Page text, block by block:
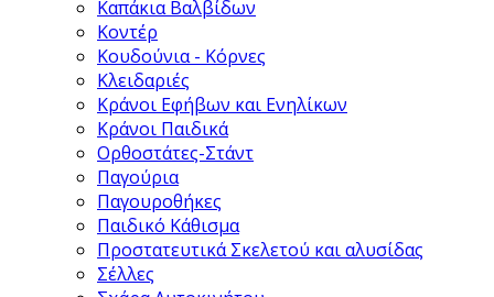
Καπάκια Βαλβίδων
Kοντέρ
Κουδούνια - Κόρνες
Κλειδαριές
Κράνοι Εφήβων και Ενηλίκων
Κράνοι Παιδικά
Ορθοστάτες-Στάντ
Παγούρια
Παγουροθήκες
Παιδικό Κάθισμα
Προστατευτικά Σκελετού και αλυσίδας
Σέλλες